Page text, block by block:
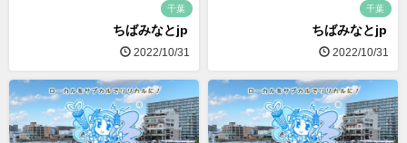
千葉
ちばみなとjp
2022/10/31
千葉
ちばみなとjp
2022/10/31